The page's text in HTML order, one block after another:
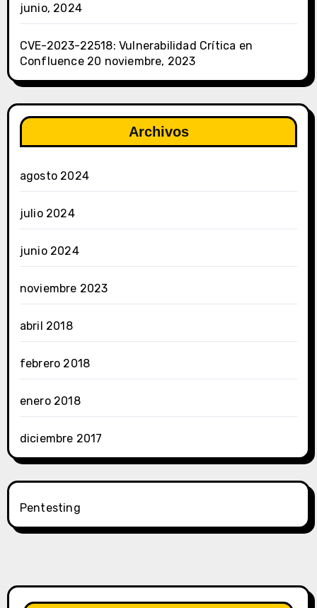
junio, 2024
CVE-2023-22518: Vulnerabilidad Crítica en
Confluence 20 noviembre, 2023
Archivos
agosto 2024
julio 2024
junio 2024
noviembre 2023
abril 2018
febrero 2018
enero 2018
diciembre 2017
Pentesting